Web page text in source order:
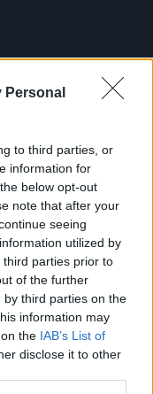
Personal
to third parties, or
information for
below opt-out
note that after your
seeing
utilized by
parties prior to
of the further
third parties on the
information may
the IAB’s List of
disclose it to other
az elsők
Email küldés
#USAIN